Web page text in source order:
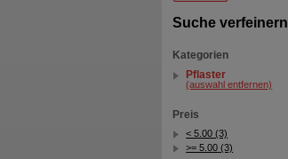
Suche verfeinern
Kategorien
Pflaster
(auswahl entfernen)
Preis
< 5.00 (3)
>= 5.00 (3)